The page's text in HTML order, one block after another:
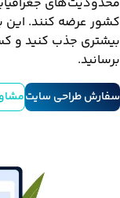
کشور عرضه کنند. این
بیشتری جذب کنید و
برسانید.
سفارش طراحی سایت